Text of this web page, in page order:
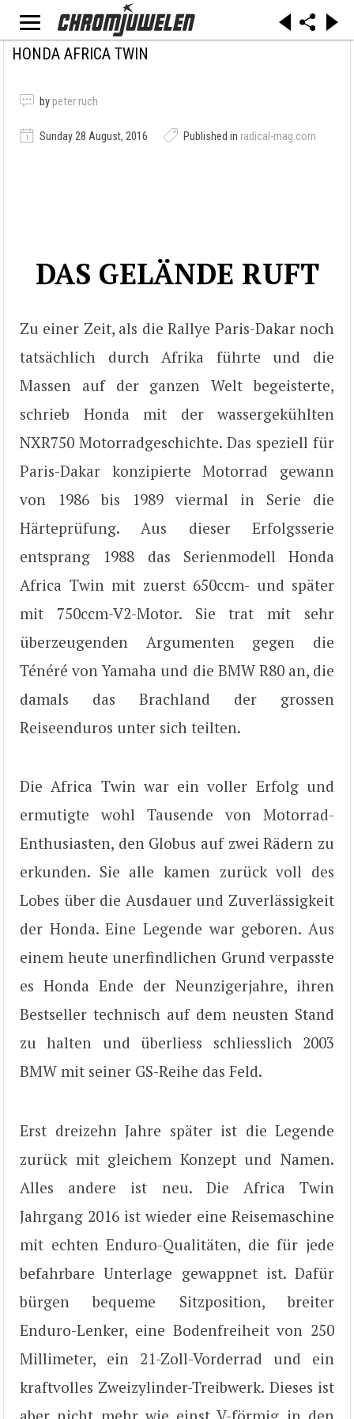
HONDA AFRICA TWIN
by peter ruch
Sunday 28 August, 2016 Published in radical-mag.com
DAS GELÄNDE RUFT
Zu einer Zeit, als die Rallye Paris-Dakar noch
tatsächlich durch Afrika führte und die
Massen auf der ganzen Welt begeisterte,
schrieb Honda mit der wassergekühlten
NXR750 Motorradgeschichte. Das speziell für
Paris-Dakar konzipierte Motorrad gewann
von 1986 bis 1989 viermal in Serie die
Härteprüfung. Aus dieser Erfolgsserie
entsprang 1988 das Serienmodell Honda
Africa Twin mit zuerst 650ccm- und später
mit 750ccm-V2-Motor. Sie trat mit sehr
überzeugenden Argumenten gegen die
Ténéré von Yamaha und die BMW R80 an, die
damals das Brachland der grossen
Reiseenduros unter sich teilten.
Die Africa Twin war ein voller Erfolg und
ermutigte wohl Tausende von Motorrad-
Enthusiasten, den Globus auf zwei Rädern zu
erkunden. Sie alle kamen zurück voll des
Lobes über die Ausdauer und Zuverlässigkeit
der Honda. Eine Legende war geboren. Aus
einem heute unerfindlichen Grund verpasste
es Honda Ende der Neunzigerjahre, ihren
Bestseller technisch auf dem neusten Stand
zu halten und überliess schliesslich 2003
BMW mit seiner GS-Reihe das Feld.
Erst dreizehn Jahre später ist die Legende
zurück mit gleichem Konzept und Namen.
Alles andere ist neu. Die Africa Twin
Jahrgang 2016 ist wieder eine Reisemaschine
mit echten Enduro-Qualitäten, die für jede
befahrbare Unterlage gewappnet ist. Dafür
bürgen bequeme Sitzposition, breiter
Enduro-Lenker, eine Bodenfreiheit von 250
Millimeter, ein 21-Zoll-Vorderrad und ein
kraftvolles Zweizylinder-Treibwerk. Dieses ist